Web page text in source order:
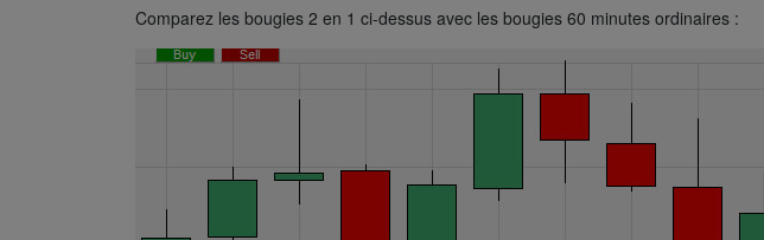
Comparez les bougies 2 en 1 ci-dessus avec les bougies 60 minutes ordinaires :